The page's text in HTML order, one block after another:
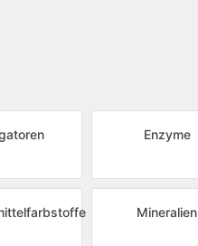
Enzyme
Mineralien